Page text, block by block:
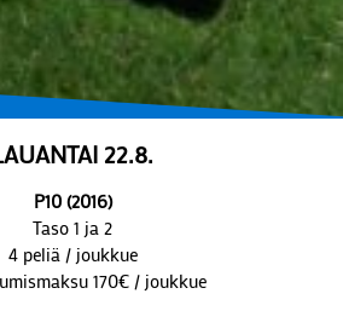
22.8.
P10 (2016)
Taso 1 ja 2
4 peliä / joukkue
170€ / joukkue